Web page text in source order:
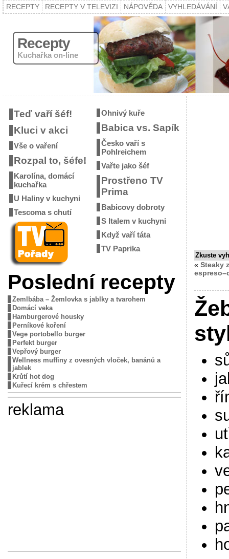
RECEPTY RECEPTY V TELEVIZI NÁPOVĚDA VYHLEDÁVÁNÍ
Recepty
Kuchařka on-line
Teď vaří šéf!
Kluci v akci
Vše o vaření
Rozpal to, šéfe!
Karolína, domácí
kuchařka
U Haliny v kuchyni
Tescoma s chutí
Ohnivý kuře
Babica vs. Sapík
Česko vaří s
Pohlreichem
Vařte jako šéf
Prostřeno TV
Prima
Babicovy dobroty
S Italem v kuchyni
Když vaří táta
TV Paprika
Poslední recepty
Zemlbába – Žemlovka s jablky a tvarohem
Domácí veka
Hamburgerové housky
Perníkové koření
Vege portobello burger
Perfekt burger
Vepřový burger
Wellness muffiny z ovesných vloček, banánů a
jablek
Krůtí hot dog
Kuřecí krém s chřestem
reklama
Zkuste
« Steaky